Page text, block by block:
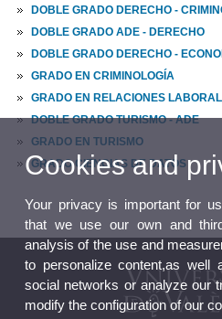
DOBLE GRADO DERECHO -
DOBLE GRADO ADE - DERECHO
DOBLE GRADO DERECHO -
GRADO EN CRIMINOLOGÍA
GRADO EN RELACIONES
DOBLE GRADO TURISMO - ADE
GRADO EN TURISMO
GRADO CIENCIAS DE DATOS
Cookies and
Your privacy is important for
that we use our own and
analysis of the use and
to personalize content,as well
social networks or analyze our
modify the configuration of our